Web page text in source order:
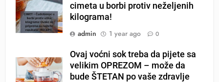
cimeta u borbi protiv neželjenih
kilograma!
admin
1 year ago 0
Ovaj voćni sok treba da pijete sa
velikim OPREZOM – može da
bude ŠTETAN po vaše zdravlje